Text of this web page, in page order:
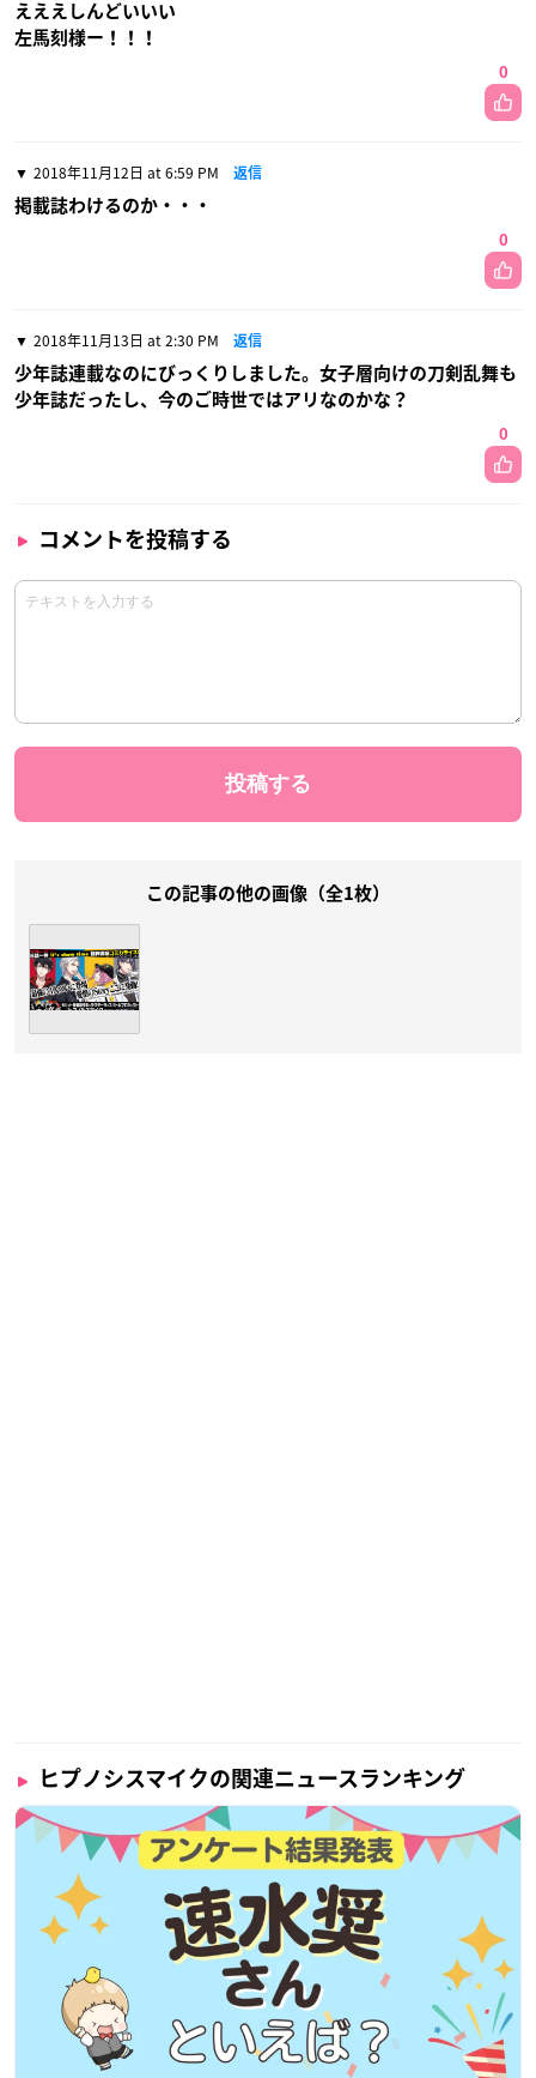
えええしんどいいい
左馬刻様ー！！！
0
2018年11月12日 at 6:59 PM 返信
掲載誌わけるのか・・・
0
2018年11月13日 at 2:30 PM 返信
少年誌連載なのにびっくりしました。女子層向けの刀剣乱舞も
少年誌だったし、今のご時世ではアリなのかな？
0
コメントを投稿する
この記事の他の画像（全1枚）
ヒプノシスマイクの関連ニュースランキング